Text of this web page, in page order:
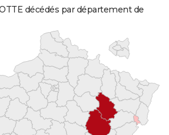
décédés par département de